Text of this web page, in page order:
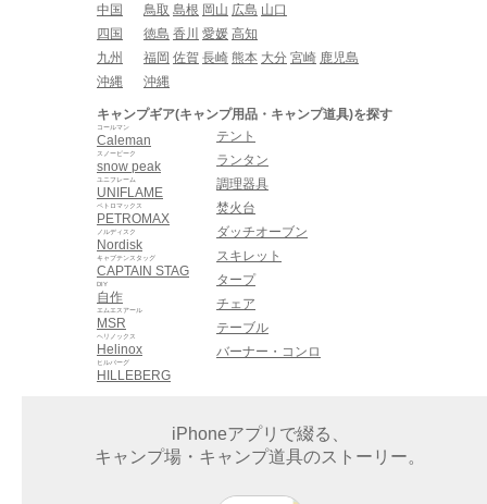
中国
鳥取 島根 岡山 広島 山口
四国
徳島 香川 愛媛 高知
九州
福岡 佐賀 長崎 熊本 大分 宮崎 鹿児島
沖縄
沖縄
キャンプギア(キャンプ用品・キャンプ道具)を探す
Caleman
コールマン
snow peak
スノーピーク
UNIFLAME
ユニフレーム
PETROMAX
ペトロマックス
Nordisk
ノルディスク
CAPTAIN STAG
キャプテンスタッグ
自作
DIY
MSR
エムエスアール
Helinox
ヘリノックス
HILLEBERG
ヒルバーグ
テント
ランタン
調理器具
焚火台
ダッチオーブン
スキレット
タープ
チェア
テーブル
バーナー・コンロ
iPhoneアプリで綴る、
キャンプ場・キャンプ道具のストーリー。